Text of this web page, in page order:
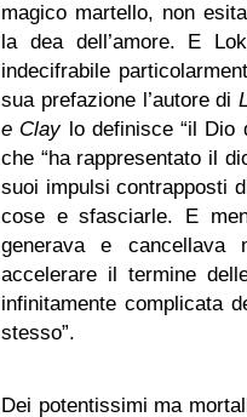
magico martello, non
la dea dell’amore. E
indecifrabile
sua prefazione l’autore di
e Claylo definisce “il Dio
che “ha rappresentato il
suoi impulsi contrapposti
cose e sfasciarle. E
generava e cancellava
accelerare il termine
infinitamente complicata
stesso”.
Dei potentissimi ma